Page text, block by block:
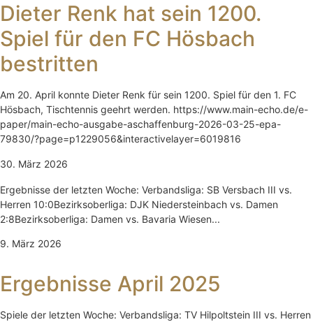
Dieter Renk hat sein 1200.
Spiel für den FC Hösbach
bestritten
Am 20. April konnte Dieter Renk für sein 1200. Spiel für den 1. FC
Hösbach, Tischtennis geehrt werden. https://www.main-echo.de/e-
paper/main-echo-ausgabe-aschaffenburg-2026-03-25-epa-
79830/?page=p1229056&interactivelayer=6019816
30. März 2026
Ergebnisse der letzten Woche: Verbandsliga: SB Versbach III vs.
Herren 10:0Bezirksoberliga: DJK Niedersteinbach vs. Damen
2:8Bezirksoberliga: Damen vs. Bavaria Wiesen...
9. März 2026
Ergebnisse April 2025
Spiele der letzten Woche: Verbandsliga: TV Hilpoltstein III vs. Herren